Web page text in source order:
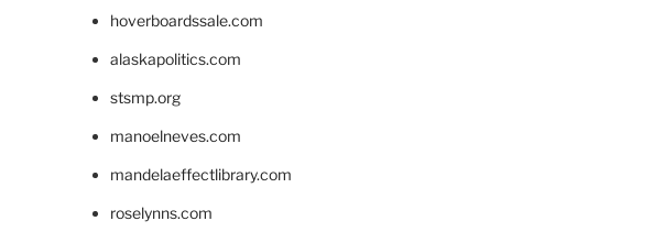
hoverboardssale.com
alaskapolitics.com
stsmp.org
manoelneves.com
mandelaeffectlibrary.com
roselynns.com